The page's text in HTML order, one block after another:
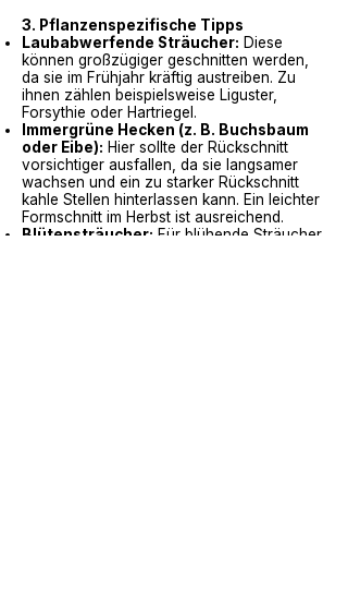
3. Pflanzenspezifische Tipps
Laubabwerfende Sträucher: Diese
können großzügiger geschnitten werden,
da sie im Frühjahr kräftig austreiben. Zu
ihnen zählen beispielsweise Liguster,
Forsythie oder Hartriegel.
Immergrüne Hecken (z. B. Buchsbaum
oder Eibe): Hier sollte der Rückschnitt
vorsichtiger ausfallen, da sie langsamer
wachsen und ein zu starker Rückschnitt
kahle Stellen hinterlassen kann. Ein leichter
Formschnitt im Herbst ist ausreichend.
Blütensträucher: Für blühende Sträucher